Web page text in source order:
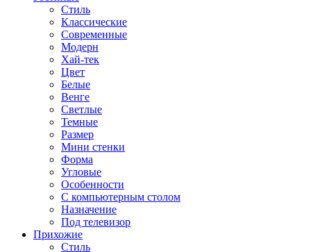
Стиль
Классические
Современные
Модерн
Хай-тек
Цвет
Белые
Венге
Светлые
Темные
Размер
Мини стенки
Форма
Угловые
Особенности
С компьютерным столом
Назначение
Под телевизор
Прихожие
Стиль